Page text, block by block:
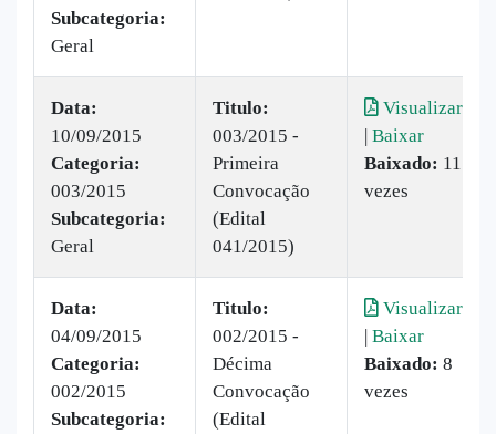
Subcategoria:
Geral
Data:
10/09/2015
Categoria:
003/2015
Subcategoria:
Geral
Titulo:
003/2015 -
Primeira
Convocação
(Edital
041/2015)
Visualizar
| Baixar
Baixado: 11
vezes
Data:
04/09/2015
Categoria:
002/2015
Subcategoria:
Titulo:
002/2015 -
Décima
Convocação
(Edital
Visualizar
| Baixar
Baixado: 8
vezes